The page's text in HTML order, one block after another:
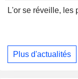
L'or se réveille, les
Plus d'actualités